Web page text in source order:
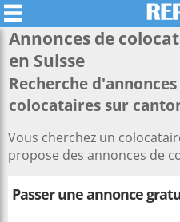
Annonces de
en Suisse
Recherche
colocataires sur
Vous cherchez un
propose des annonces de
Passer une annonce